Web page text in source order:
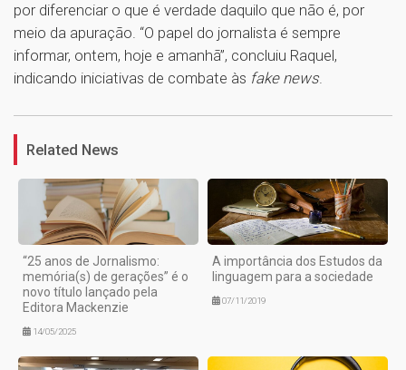
por diferenciar o que é verdade daquilo que não é, por
meio da apuração. “O papel do jornalista é sempre
informar, ontem, hoje e amanhã”, concluiu Raquel,
indicando iniciativas de combate às fake news.
1
Related News
“25 anos de Jornalismo:
memória(s) de gerações” é o
novo título lançado pela
Editora Mackenzie
14/05/2025
A importância dos Estudos da
linguagem para a sociedade
07/11/2019